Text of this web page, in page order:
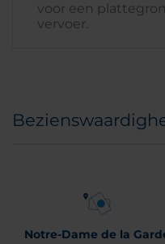
voor een
vervoer.
Notre-Dame de la